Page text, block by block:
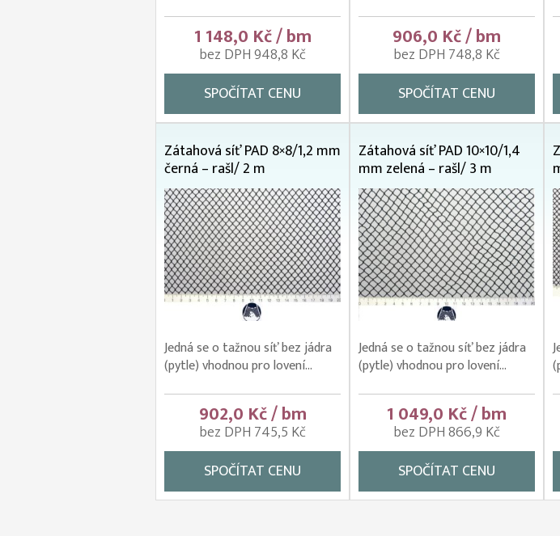
1 148,0 Kč / bm
bez DPH 948,8 Kč
SPOČÍTAT CENU
906,0 Kč / bm
bez DPH 748,8 Kč
SPOČÍTAT CENU
Zátahová síť PAD 8×8/1,2 mm
černá – rašl/ 2 m
Jedná se o tažnou síť bez jádra
(pytle) vhodnou pro lovení...
902,0 Kč / bm
bez DPH 745,5 Kč
SPOČÍTAT CENU
Zátahová síť PAD 10×10/1,4
mm zelená – rašl/ 3 m
Jedná se o tažnou síť bez jádra
(pytle) vhodnou pro lovení...
1 049,0 Kč / bm
bez DPH 866,9 Kč
SPOČÍTAT CENU